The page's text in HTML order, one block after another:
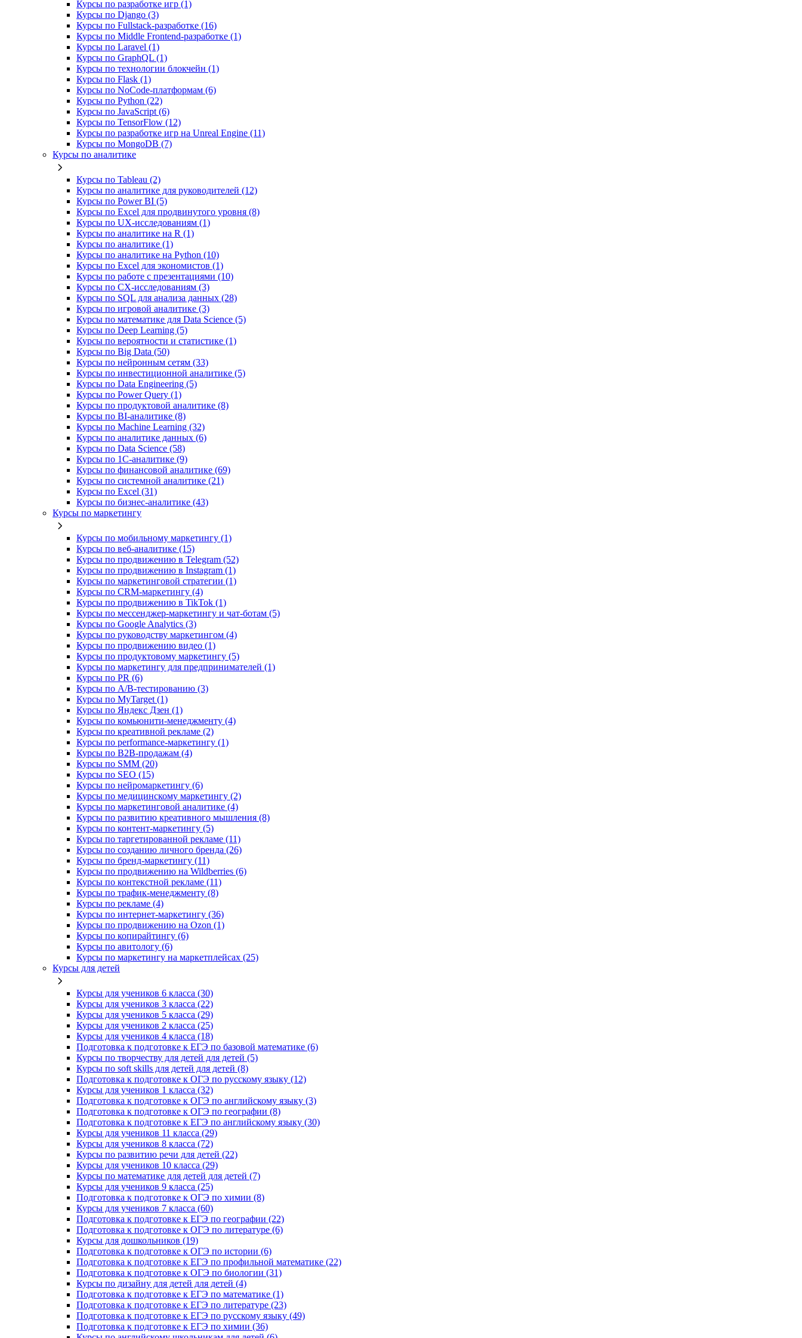
Курсы по разработке игр (1)
Курсы по Django (3)
Курсы по Fullstack‑разработке (16)
Курсы по Middle Frontend-разработке (1)
Курсы по Laravel (1)
Курсы по GraphQL (1)
Курсы по технологии блокчейн (1)
Курсы по Flask (1)
Курсы по NoCode‑платформам (6)
Курсы по Python (22)
Курсы по JavaScript (6)
Курсы по TensorFlow (12)
Курсы по разработке игр на Unreal Engine (11)
Курсы по MongoDB (7)
Курсы по аналитике
Курсы по Tableau (2)
Курсы по аналитике для руководителей (12)
Курсы по Power BI (5)
Курсы по Excel для продвинутого уровня (8)
Курсы по UX‑исследованиям (1)
Курсы по аналитике на R (1)
Курсы по аналитике (1)
Курсы по аналитике на Python (10)
Курсы по Excel для экономистов (1)
Курсы по работе с презентациями (10)
Курсы по CX-исследованиям (3)
Курсы по SQL для анализа данных (28)
Курсы по игровой аналитике (3)
Курсы по математике для Data Science (5)
Курсы по Deep Learning (5)
Курсы по вероятности и статистике (1)
Курсы по Big Data (50)
Курсы по нейронным сетям (33)
Курсы по инвестиционной аналитике (5)
Курсы по Data Engineering (5)
Курсы по Power Query (1)
Курсы по продуктовой аналитике (8)
Курсы по BI‑аналитике (8)
Курсы по Machine Learning (32)
Курсы по аналитике данных (6)
Курсы по Data Science (58)
Курсы по 1С‑аналитике (9)
Курсы по финансовой аналитике (69)
Курсы по системной аналитике (21)
Курсы по Excel (31)
Курсы по бизнес‑аналитике (43)
Курсы по маркетингу
Курсы по мобильному маркетингу (1)
Курсы по веб-аналитике (15)
Курсы по продвижению в Telegram (52)
Курсы по продвижению в Instagram (1)
Курсы по маркетинговой стратегии (1)
Курсы по CRM-маркетингу (4)
Курсы по продвижению в TikTok (1)
Курсы по мессенджер-маркетингу и чат-ботам (5)
Курсы по Google Analytics (3)
Курсы по руководству маркетингом (4)
Курсы по продвижению видео (1)
Курсы по продуктовому маркетингу (5)
Курсы по маркетингу для предпринимателей (1)
Курсы по PR (6)
Курсы по A/B-тестированию (3)
Курсы по MyTarget (1)
Курсы по Яндекс Дзен (1)
Курсы по комьюнити-менеджменту (4)
Курсы по креативной рекламе (2)
Курсы по performance-маркетингу (1)
Курсы по B2B-продажам (4)
Курсы по SMM (20)
Курсы по SEO (15)
Курсы по нейромаркетингу (6)
Курсы по медицинскому маркетингу (2)
Курсы по маркетинговой аналитике (4)
Курсы по развитию креативного мышления (8)
Курсы по контент-маркетингу (5)
Курсы по таргетированной рекламе (11)
Курсы по созданию личного бренда (26)
Курсы по бренд-маркетингу (11)
Курсы по продвижению на Wildberries (6)
Курсы по контекстной рекламе (11)
Курсы по трафик-менеджменту (8)
Курсы по рекламе (4)
Курсы по интернет-маркетингу (36)
Курсы по продвижению на Ozon (1)
Курсы по копирайтингу (6)
Курсы по авитологу (6)
Курсы по маркетингу на маркетплейсах (25)
Курсы для детей
Курсы для учеников 6 класса (30)
Курсы для учеников 3 класса (22)
Курсы для учеников 5 класса (29)
Курсы для учеников 2 класса (25)
Курсы для учеников 4 класса (18)
Подготовка к подготовке к ЕГЭ по базовой математике (6)
Курсы по творчеству для детей для детей (5)
Курсы по soft skills для детей для детей (8)
Подготовка к подготовке к ОГЭ по русскому языку (12)
Курсы для учеников 1 класса (32)
Подготовка к подготовке к ОГЭ по английскому языку (3)
Подготовка к подготовке к ОГЭ по географии (8)
Подготовка к подготовке к ЕГЭ по английскому языку (30)
Курсы для учеников 11 класса (29)
Курсы для учеников 8 класса (72)
Курсы по развитию речи для детей (22)
Курсы для учеников 10 класса (29)
Курсы по математике для детей для детей (7)
Курсы для учеников 9 класса (25)
Подготовка к подготовке к ОГЭ по химии (8)
Курсы для учеников 7 класса (60)
Подготовка к подготовке к ЕГЭ по географии (22)
Подготовка к подготовке к ОГЭ по литературе (6)
Курсы для дошкольников (19)
Подготовка к подготовке к ОГЭ по истории (6)
Подготовка к подготовке к ЕГЭ по профильной математике (22)
Подготовка к подготовке к ОГЭ по биологии (31)
Курсы по дизайну для детей для детей (4)
Подготовка к подготовке к ЕГЭ по математике (1)
Подготовка к подготовке к ЕГЭ по литературе (23)
Подготовка к подготовке к ЕГЭ по русскому языку (49)
Подготовка к подготовке к ЕГЭ по химии (36)